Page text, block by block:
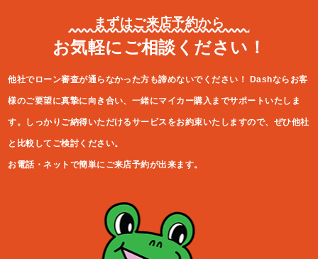
まずはご来店予約から
お気軽にご相談ください！
他社でローン審査が通らなかった方も諦めないでください！ Dashならお客
様のご要望に真摯に向き合い、一緒にマイカー購入ま でサポートいたしま
す。しっかりご納得いただけるサービスをお約束いたしますので、ぜひ他社
と比較してご検討ください。
お電話・ネットで簡単にご来店予約が出来ます。